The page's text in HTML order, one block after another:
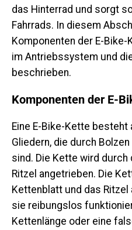
das Hinterrad und sorgt
Fahrrads. In diesem
Komponenten der E-
im Antriebssystem und
beschrieben.
Komponenten der E-
Eine E-Bike-Kette besteht
Gliedern, die durch
sind. Die Kette wird
Ritzel angetrieben. Die
Kettenblatt und das
sie reibungslos
Kettenlänge oder eine